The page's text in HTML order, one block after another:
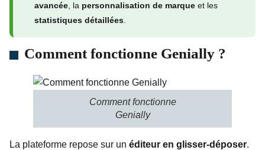
avancée , la personnalisation de marque et les
statistiques détaillées
Comment fonctionne Genially ?
Comment fonctionne
Genially
La plateforme repose sur un éditeur en glisser-déposer.